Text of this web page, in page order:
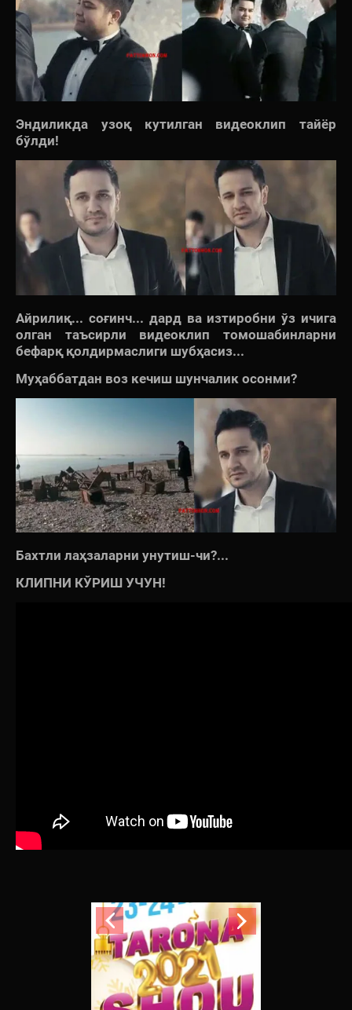
Эндиликда узоқ кутилган видеоклип тайёр
бўлди!
Айрилиқ... соғинч... дард ва изтиробни ўз ичига
олган таъсирли видеоклип томошабинларни
бефарқ қолдирмаслиги шубҳасиз...
Муҳаббатдан воз кечиш шунчалик осонми?
Бахтли лаҳзаларни унутиш-чи?...
КЛИПНИ КЎРИШ УЧУН!